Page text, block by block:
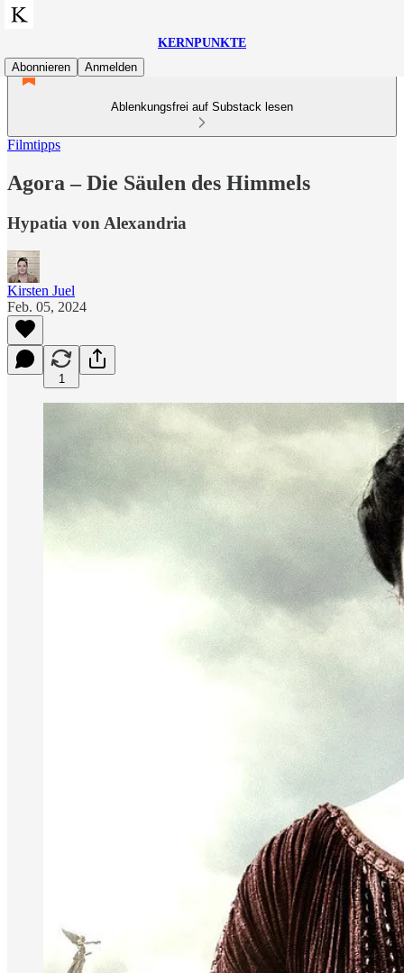
KERNPUNKTE
Abonnieren
Anmelden
Ablenkungsfrei auf Substack lesen
Filmtipps
Agora – Die Säulen des Himmels
Hypatia von Alexandria
Kirsten Juel
Feb. 05, 2024
1